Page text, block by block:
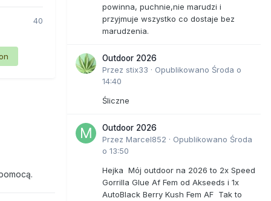
40
powinna, puchnie,nie marudzi i
przyjmuje wszystko co dostaje bez
marudzenia.
Outdoor 2026
Przez stix33 · Opublikowano Środa o
14:40
Śliczne
Outdoor 2026
Przez Marcel852 · Opublikowano Środa
o 13:50
Hejka Mój outdoor na 2026 to 2x Speed
Gorrilla Glue Af Fem od Akseeds i 1x
AutoBlack Berry Kush Fem AF Tak to